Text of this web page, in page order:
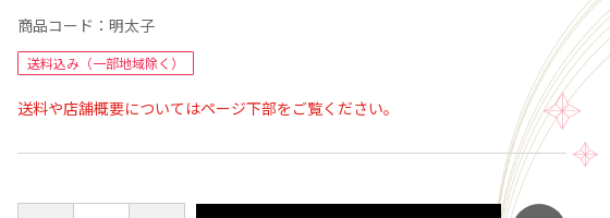
麦・かに・大豆・さば・鶏肉を含む)
■保存方法：-14℃以下で保存してください。
■賞味期限：出荷日より60日
■規格：無着色辛子明太子220g×2
商品コード：明太子
送料込み（一部地域除く）
送料や店舗概要についてはページ下部をご覧ください。